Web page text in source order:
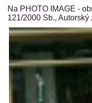
Na PHOTO IMAGE -
121/2000 Sb., Autorský